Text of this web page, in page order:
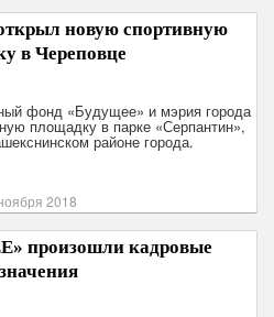
новую спортивную
в Череповце
фонд «Будущее» и мэрия города
площадку в парке «Серпантин»,
районе города.
2018
произошли кадровые